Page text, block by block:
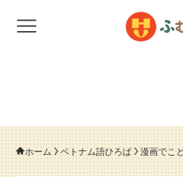
ホーム ベトナム語ひろば 漫画でこ